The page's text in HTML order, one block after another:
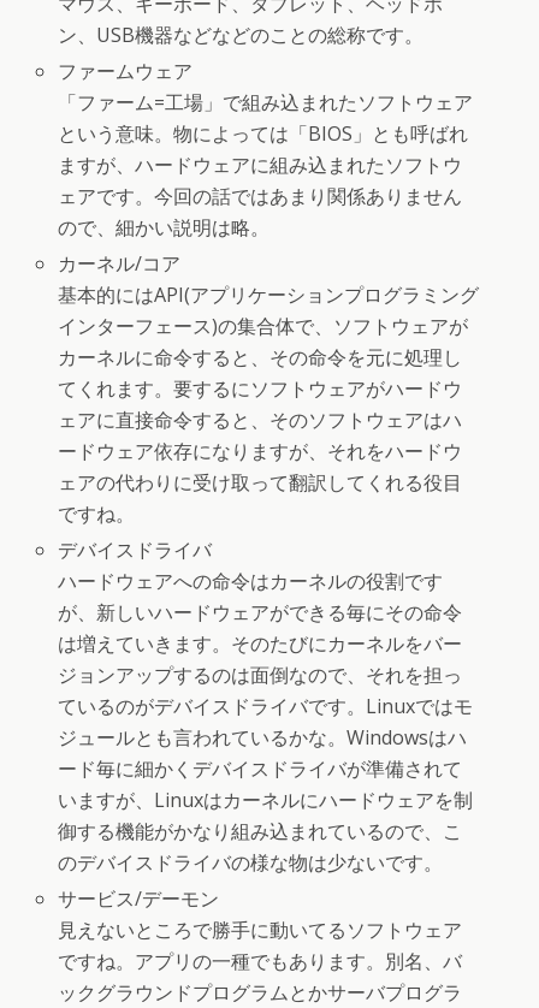
ン、USB機器などなどのことの総称です。
ファームウェア
「ファーム=工場」で組み込まれたソフトウェア
という意味。物によっては「BIOS」とも呼ばれ
ますが、ハードウェアに組み込まれたソフトウ
ェアです。今回の話ではあまり関係ありません
ので、細かい説明は略。
カーネル/コア
基本的にはAPI(アプリケーションプログラミング
インターフェース)の集合体で、ソフトウェアが
カーネルに命令すると、その命令を元に処理し
てくれます。要するにソフトウェアがハードウ
ェアに直接命令すると、そのソフトウェアはハ
ードウェア依存になりますが、それをハードウ
ェアの代わりに受け取って翻訳してくれる役目
ですね。
デバイスドライバ
ハードウェアへの命令はカーネルの役割です
が、新しいハードウェアができる毎にその命令
は増えていきます。そのたびにカーネルをバー
ジョンアップするのは面倒なので、それを担っ
ているのがデバイスドライバです。Linuxではモ
ジュールとも言われているかな。Windowsはハ
ード毎に細かくデバイスドライバが準備されて
いますが、Linuxはカーネルにハードウェアを制
御する機能がかなり組み込まれているので、こ
のデバイスドライバの様な物は少ないです。
サービス/デーモン
見えないところで勝手に動いてるソフトウェア
ですね。アプリの一種でもあります。別名、バ
ックグラウンドプログラムとかサーバプログラ